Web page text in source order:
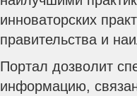
инноваторских
правительства и
Портал дозволит
информацию,